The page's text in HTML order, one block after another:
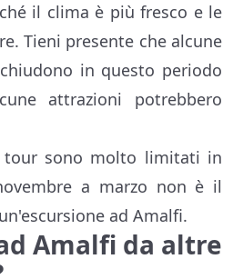
il clima è più fresco e le
Tieni presente che alcune
in questo periodo
attrazioni potrebbero
tour sono molto limitati in
a marzo non è il
ad Amalfi.
Amalfi da altre